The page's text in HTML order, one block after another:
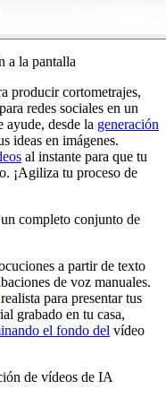
a la pantalla
producir cortometrajes,
redes sociales en un
desde la generación
ideas en imágenes.
al instante para que tu
¡Agiliza tu proceso de
completo conjunto de
a partir de texto
de voz manuales.
realista para presentar tus
grabado en tu casa,
el fondo del vídeo
de vídeos de IA